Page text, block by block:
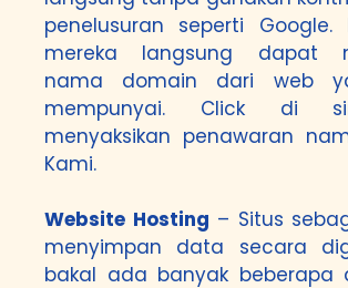
penelusuran seperti Google.
mereka langsung dapat
nama domain dari web
mempunyai. Click di
menyaksikan penawaran
Kami.
Website Hosting – Situs
menyimpan data secara
bakal ada banyak beberapa